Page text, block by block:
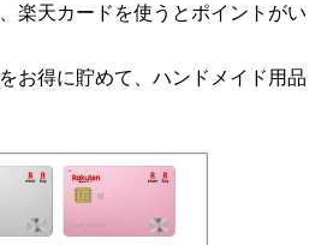
楽天カードを使うとポイントがい
お得に貯めて、ハンドメイド用品